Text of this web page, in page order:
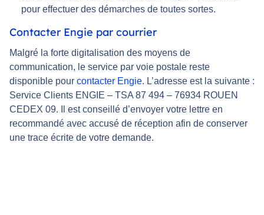
pour effectuer des démarches de toutes sortes.
Contacter Engie par courrier
Malgré la forte digitalisation des moyens de
communication, le service par voie postale reste
disponible pour contacter Engie. L’adresse est la suivante :
Service Clients ENGIE – TSA 87 494 – 76934 ROUEN
CEDEX 09. Il est conseillé d’envoyer votre lettre en
recommandé avec accusé de réception afin de conserver
une trace écrite de votre demande.